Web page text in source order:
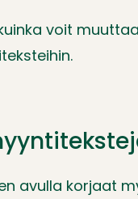
voit
avulla korjaat